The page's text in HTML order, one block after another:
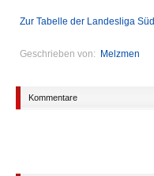
Zur Tabelle der Landesliga Süd
Geschrieben von: Melzmen
Kommentare